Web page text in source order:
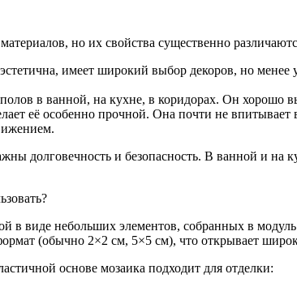
но их свойства существенно
имеет широкий выбор декоров, но
в ванной, на кухне, в коридорах. Он хорошо
её особенно прочной. Она почти не впитывает
долговечность и безопасность. В ванной и на
виде небольших элементов, собранных в
(обычно 2×2 см, 5×5 см), что открывает
основе мозаика подходит для отделки: